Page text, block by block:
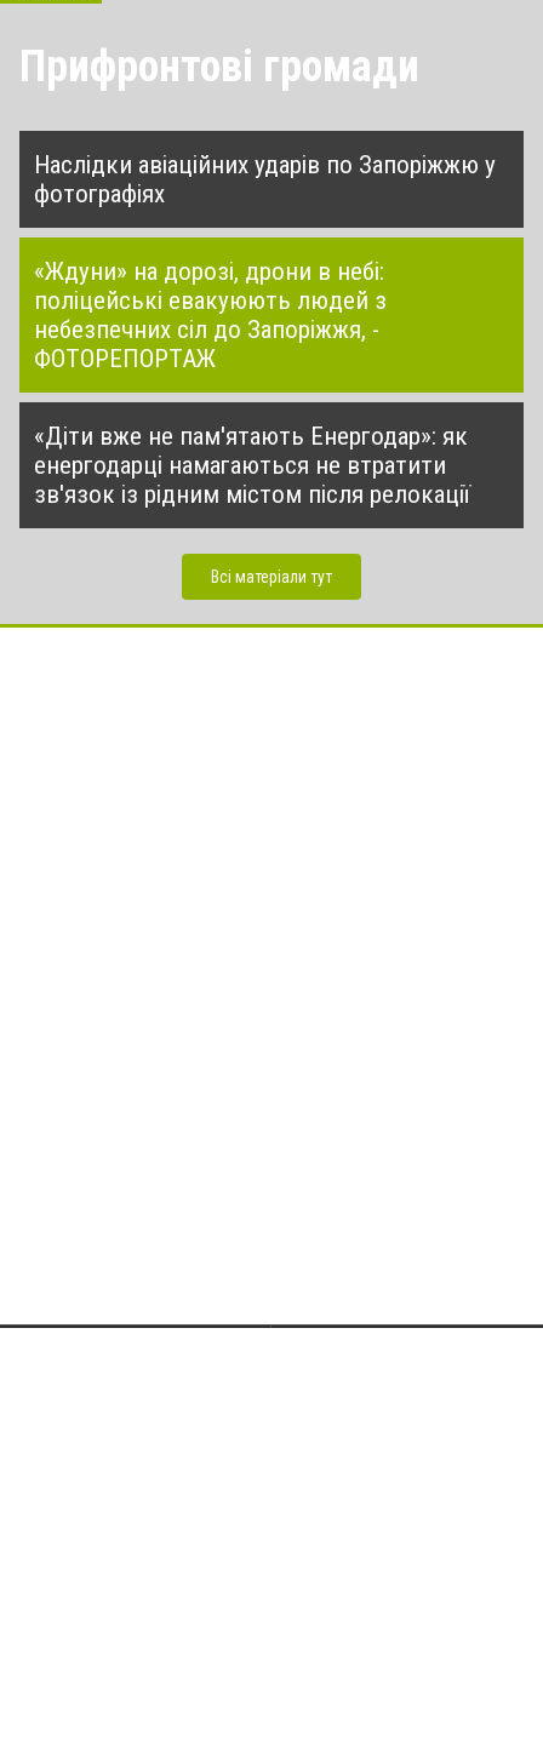
Прифронтові громади
Наслідки авіаційних ударів по Запоріжжю у
фотографіях
«Ждуни» на дорозі, дрони в небі:
поліцейські евакуюють людей з
небезпечних сіл до Запоріжжя, -
ФОТОРЕПОРТАЖ
«Діти вже не пам'ятають Енергодар»: як
енергодарці намагаються не втратити
зв'язок із рідним містом після релокації
Всі матеріали тут